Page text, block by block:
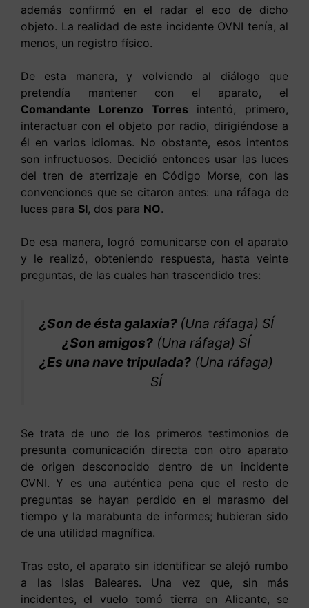
además confirmó en el radar el eco de dicho
objeto. La realidad de este incidente OVNI tenía, al
menos, un registro físico.
De esta manera, y volviendo al diálogo que
pretendía mantener con el aparato, el
Comandante Lorenzo Torresintentó, primero,
interactuar con el objeto por radio, dirigiéndose a
él en varios idiomas. No obstante, esos intentos
son infructuosos. Decidió entonces usar las luces
del tren de aterrizaje en Código Morse, con las
convenciones que se citaron antes: una ráfaga de
luces para SI, dos para NO.
De esa manera, logró comunicarse con el aparato
y le realizó, obteniendo respuesta, hasta veinte
preguntas, de las cuales han trascendido tres:
¿Son de ésta galaxia? (Una ráfaga) SÍ
¿Son amigos? (Una ráfaga) SÍ
¿Es una nave tripulada? (Una ráfaga)
SÍ
Se trata de uno de los primeros testimonios de
presunta comunicación directa con otro aparato
de origen desconocido dentro de un incidente
OVNI. Y es una auténtica pena que el resto de
preguntas se hayan perdido en el marasmo del
tiempo y la marabunta de informes; hubieran sido
de una utilidad magnífica.
Tras esto, el aparato sin identificar se alejó rumbo
a las Islas Baleares. Una vez que, sin más
incidentes, el vuelo tomó tierra en Alicante, se